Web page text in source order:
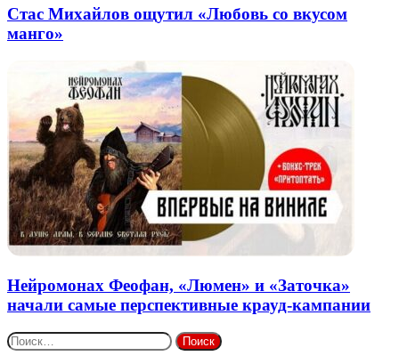
Стас Михайлов ощутил «Любовь со вкусом
манго»
Нейромонах Феофан, «Люмен» и «Заточка»
начали самые перспективные крауд-кампании
Найти: